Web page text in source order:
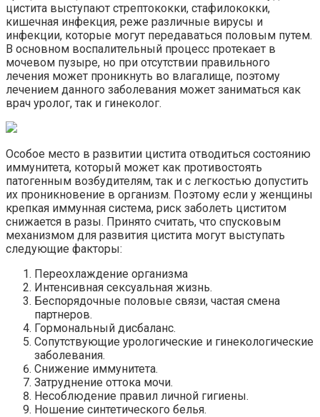
цистита выступают стрептококки, стафилококки,
кишечная инфекция, реже различные вирусы и
инфекции, которые могут передаваться половым путем.
В основном воспалительный процесс протекает в
мочевом пузыре, но при отсутствии правильного
лечения может проникнуть во влагалище, поэтому
лечением данного заболевания может заниматься как
врач уролог, так и гинеколог.
Особое место в развитии цистита отводиться состоянию
иммунитета, который может как противостоять
патогенным возбудителям, так и с легкостью допустить
их проникновение в организм. Поэтому если у женщины
крепкая иммунная система, риск заболеть циститом
снижается в разы. Принято считать, что спусковым
механизмом для развития цистита могут выступать
следующие факторы:
Переохлаждение организма
Интенсивная сексуальная жизнь.
Беспорядочные половые связи, частая смена
партнеров.
Гормональный дисбаланс.
Сопутствующие урологические и гинекологические
заболевания.
Снижение иммунитета.
Затруднение оттока мочи.
Несоблюдение правил личной гигиены.
Ношение синтетического белья.